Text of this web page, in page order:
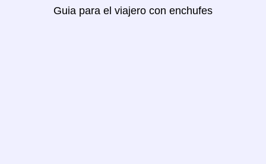
Guia para el viajero con enchufes